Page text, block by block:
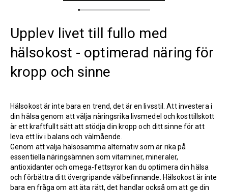
Upplev livet till fullo med
hälsokost - optimerad näring för
kropp och sinne
Hälsokost är inte bara en trend, det är en livsstil. Att investera i
din hälsa genom att välja näringsrika livsmedel och kosttillskott
är ett kraftfullt sätt att stödja din kropp och ditt sinne för att
leva ett liv i balans och välmående.
Genom att välja hälsosamma alternativ som är rika på
essentiella näringsämnen som vitaminer, mineraler,
antioxidanter och omega-fettsyror kan du optimera din hälsa
och förbättra ditt övergripande välbefinnande. Hälsokost är inte
bara en fråga om att äta rätt, det handlar också om att ge din